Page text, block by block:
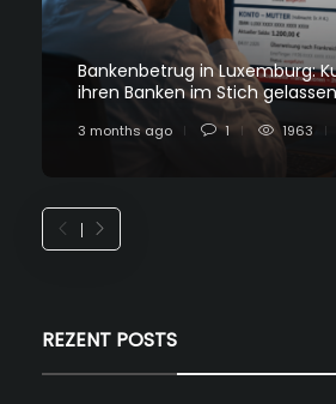
Bankenbetrug in Luxemburg:
ihren Banken im Stich
3 months ago 1 1963
REZENT POSTS